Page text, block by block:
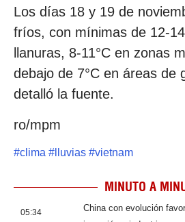
Los días 18 y 19 de
fríos, con mínimas de 12-
llanuras, 8-11°C en zonas
debajo de 7°C en áreas de
detalló la fuente.
ro/mpm
#clima # lluvias #vietnam
MINUTO A
05:34
China con evolución